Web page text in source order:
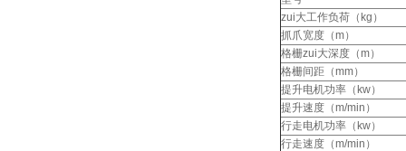
zui大工作负荷（kg）
抓爪宽度（m）
格栅zui大深度（m）
格栅间距（mm）
提升电机功率（kw）
提升速度（m/min）
行走电机功率（kw）
行走速度（m/min）